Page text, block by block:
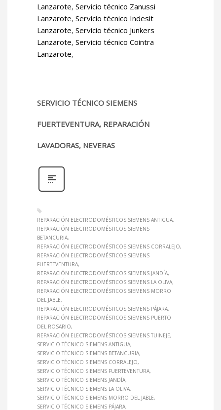
Lanzarote, Servicio técnico Zanussi
Lanzarote, Servicio técnico Indesit
Lanzarote, Servicio técnico Junkers
Lanzarote, Servicio técnico Cointra
Lanzarote,
SERVICIO TÉCNICO SIEMENS
FUERTEVENTURA, REPARACIÓN
LAVADORAS, NEVERAS
REPARACIÓN ELECTRODOMÉSTICOS SIEMENS ANTIGUA
REPARACIÓN ELECTRODOMÉSTICOS SIEMENS
BETANCURIA
REPARACIÓN ELECTRODOMÉSTICOS SIEMENS CORRALEJO
REPARACIÓN ELECTRODOMÉSTICOS SIEMENS
FUERTEVENTURA
REPARACIÓN ELECTRODOMÉSTICOS SIEMENS JANDÍA
REPARACIÓN ELECTRODOMÉSTICOS SIEMENS LA OLIVA
REPARACIÓN ELECTRODOMÉSTICOS SIEMENS MORRO
DEL JABLE
REPARACIÓN ELECTRODOMÉSTICOS SIEMENS PÁJARA
REPARACIÓN ELECTRODOMÉSTICOS SIEMENS PUERTO
DEL ROSARIO
REPARACIÓN ELECTRODOMÉSTICOS SIEMENS TUINEJE
SERVICIO TÉCNICO SIEMENS ANTIGUA
SERVICIO TÉCNICO SIEMENS BETANCURIA
SERVICIO TÉCNICO SIEMENS CORRALEJO
SERVICIO TÉCNICO SIEMENS FUERTEVENTURA
SERVICIO TÉCNICO SIEMENS JANDÍA
SERVICIO TÉCNICO SIEMENS LA OLIVA
SERVICIO TÉCNICO SIEMENS MORRO DEL JABLE
SERVICIO TÉCNICO SIEMENS PÁJARA